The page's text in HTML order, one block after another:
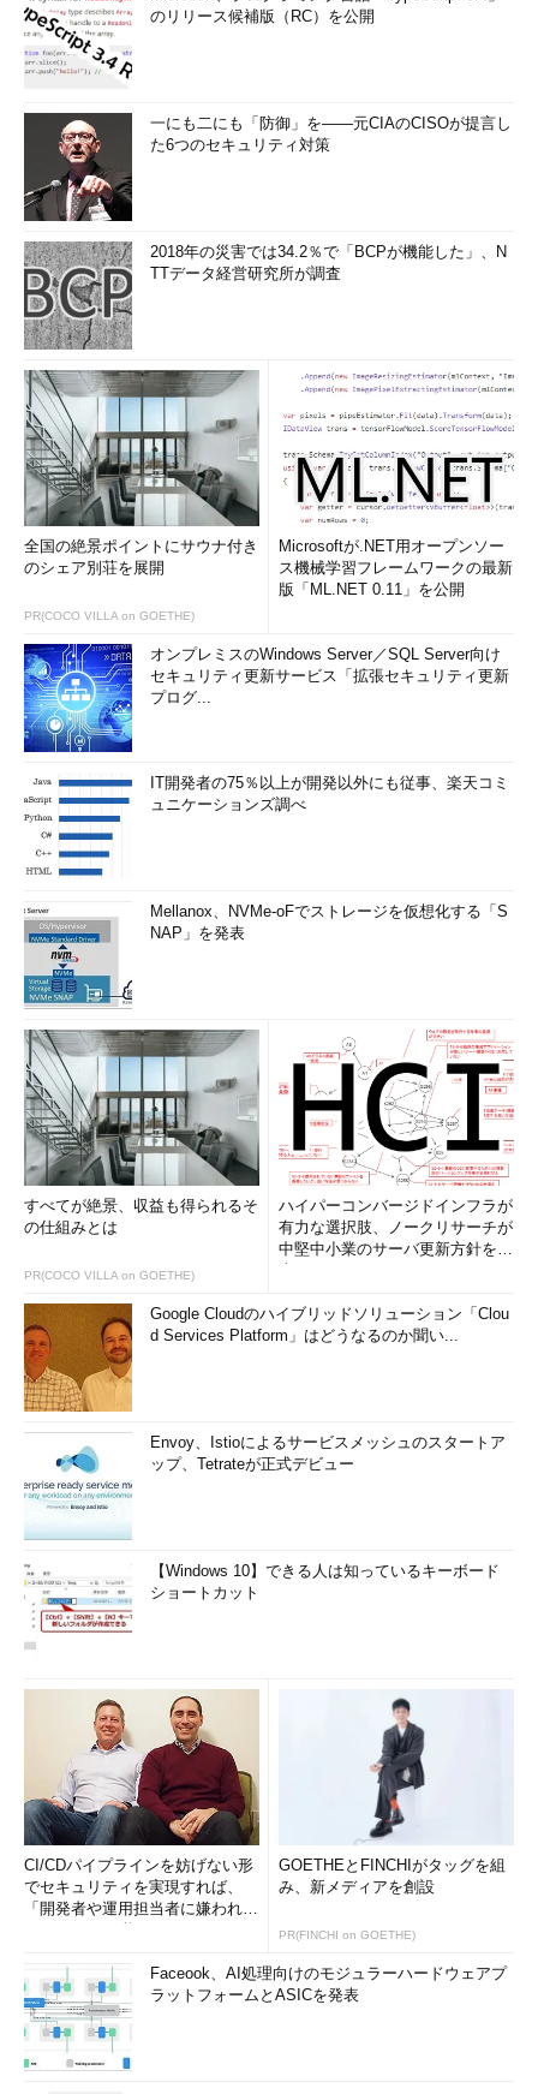
のリリース候補版（RC）を公開
一にも二にも「防御」を――元CIAのCISOが提言し
た6つのセキュリティ対策
2018年の災害では34.2％で「BCPが機能した」、N
TTデータ経営研究所が調査
全国の絶景ポイントにサウナ付き
のシェア別荘を展開
PR(COCO VILLA on GOETHE)
Microsoftが.NET用オープンソー
ス機械学習フレームワークの最新
版「ML.NET 0.11」を公開
オンプレミスのWindows Server／SQL Server向け
セキュリティ更新サービス「拡張セキュリティ更新
プログ...
IT開発者の75％以上が開発以外にも従事、楽天コミ
ュニケーションズ調べ
Mellanox、NVMe-oFでストレージを仮想化する「S
NAP」を発表
すべてが絶景、収益も得られるそ
の仕組みとは
PR(COCO VILLA on GOETHE)
ハイパーコンバージドインフラが
有力な選択肢、ノークリサーチが
中堅中小業のサーバ更新方針を調
Google Cloudのハイブリッドソリューション「Clou
d Services Platform」はどうなるのか聞い...
Envoy、Istioによるサービスメッシュのスタートア
ップ、Tetrateが正式デビュー
【Windows 10】できる人は知っているキーボード
ショートカット
CI/CDパイプラインを妨げない形
でセキュリティを実現すれば、
「開発者や運用担当者に嫌われな
GOETHEとFINCHIがタッグを組
み、新メディアを創設
PR(FINCHI on GOETHE)
Faceook、AI処理向けのモジュラーハードウェアプ
ラットフォームとASICを発表